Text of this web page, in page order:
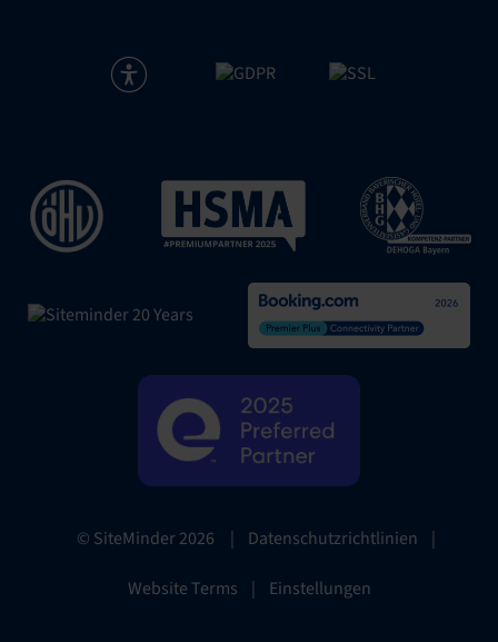
© SiteMinder2026 | Datenschutzrichtlinien |
Website Terms | Einstellungen